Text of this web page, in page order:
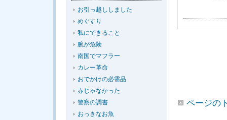
ページの
お引っ越ししました
めぐすり
私にできること
腕が危険
南国でマフラー
カレー革命
おでかけの必需品
赤じゃなかった
警察の調書
おっきなお魚